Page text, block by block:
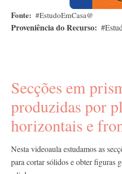
Fonte #EstudoEmCasa@
Proveniência do Recurso
Secções em
produzidas por
horizontais e
Nesta videoaula estudamos as
para cortar sólidos e obter figuras